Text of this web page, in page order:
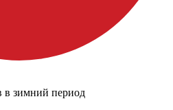
в зимний период